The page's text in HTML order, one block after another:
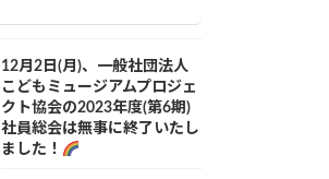
12月2日(月)、一般社団法人
こどもミュージアムプロジェ
クト協会の2023年度(第6期)
社員総会は無事に終了いたし
ました！